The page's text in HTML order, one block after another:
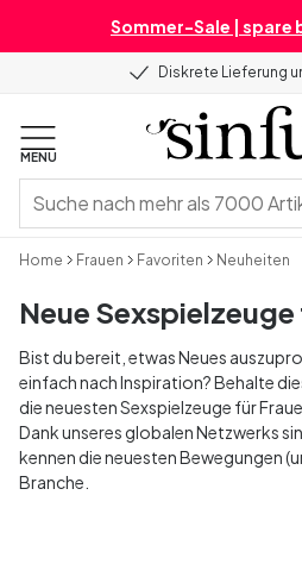
Sommer-Sale | spare
Diskrete Lieferung
MENU
Home Frauen Favoriten Neuheiten
Neue Sexspielzeuge
Bist du bereit, etwas Neues
einfach nach Inspiration? Behalte
die neuesten Sexspielzeuge für
Dank unseres globalen Netzwerks
kennen die neuesten Bewegungen
Branche.